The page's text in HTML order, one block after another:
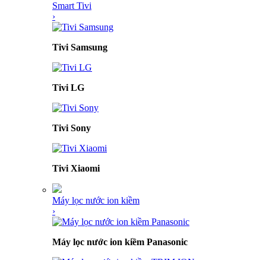
Smart Tivi
›
Tivi Samsung
Tivi LG
Tivi Sony
Tivi Xiaomi
Máy lọc nước ion kiềm
›
Máy lọc nước ion kiềm Panasonic